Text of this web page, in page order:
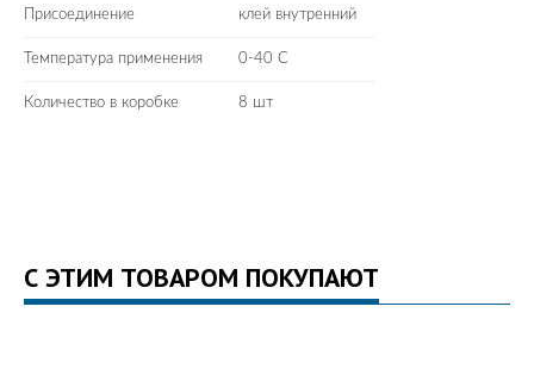
Присоединение клей внутренний
Температура применения 0-40 С
Количество в коробке 8 шт
С ЭТИМ ТОВАРОМ ПОКУПАЮТ